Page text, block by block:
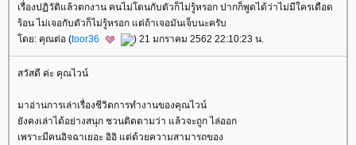
เรื่องปฏิวัติแล้วตกงาน คนไม่โดนกับตัวก็ไม่รู้หรอก ปากก็พูดได้ว่าไม่มีใครเดือด
ร้อน ไม่เจอกับตัวก็ไม่รู้หรอก แต่ถ้าเจอมันเจ็บนะครับ
ดย: คุณต่อ (toor36 ) 21 มกราคม 2562 22:10:23 น.
สวัสดี ค่ะ คุณไวน์
มาอ่านการเล่าเรื่องชีวิตการทำงานของคุณไวน์
ังคงเล่าได้อย่างสนุก ชวนติดตามว่า แล้วจะถูก ไล่ออก
เพราะมีคนอิจฉาเยอะ อิอิ แต่ด้วยความสามารถของ